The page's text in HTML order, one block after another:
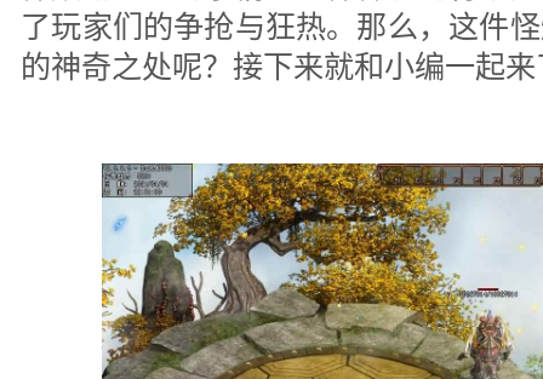
了玩家们的争抢与狂热。那么，这件
的神奇之处呢？接下来就和小编一起